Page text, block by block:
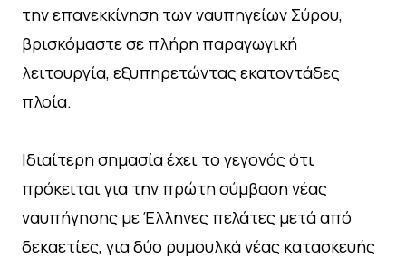
την επανεκκίνηση των ναυπηγείων Σύρου,
βρισκόμαστε σε πλήρη παραγωγική
λειτουργία, εξυπηρετώντας εκατοντάδες
πλοία.
Ιδιαίτερη σημασία έχει το γεγονός ότι
πρόκειται για την πρώτη σύμβαση νέας
ναυπήγησης με Έλληνες πελάτες μετά από
δεκαετίες, για δύο ρυμουλκά νέας κατασκευής